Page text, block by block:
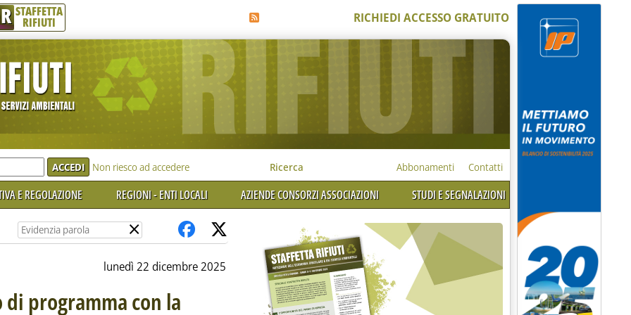
R STAFFETTA
RIFIUTI RICHIEDI ACCESSO GRATUITO
Non riesco ad accedere Ricerca Abbonamenti Contatti
E REGOLAZIONE REGIONI - ENTI LOCALI AZIENDE CONSORZI ASSOCIAZIONI STUDI E SEGNALAZIONI
×
lunedì 22 dicembre 2025
di programma con la